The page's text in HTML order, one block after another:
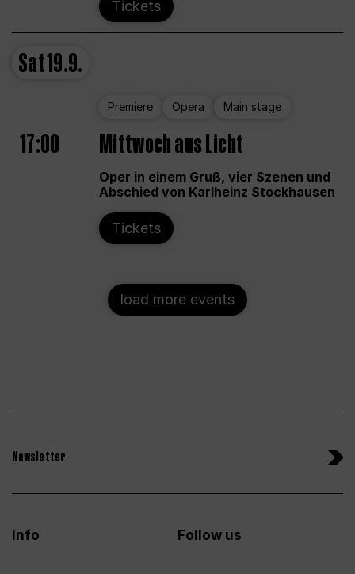
Tickets
Sat19.9.
Premiere Opera Main stage
17:00 Mittwoch aus Licht
Oper in einem Gruß, vier Szenen und
Abschied von Karlheinz Stockhausen
Tickets
load more events
Newsletter
Info Follow us